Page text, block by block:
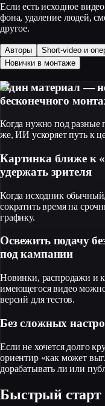
Если есть исходное
фона, удаление людей,
другое.
Авторы Short‑video и
Новички в монтаже
Один материал —
бесконечного
Когда нужно под разные
же, ИИ ускоряет путь к
Картинка ближе к
удержать зрителя
Когда исходник
сократить время на
графику.
Освежить подачу
под кампании
Новинки, распродажи и
имеющегося видео
версий для тестов.
Без сложных
Если не хочется долго
ориентир «как может
дорабатывать ли или
Быстрый старт